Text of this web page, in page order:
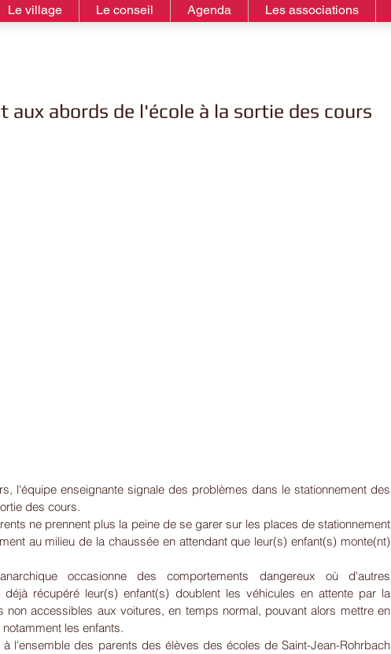
Le village Le conseil Agenda Les associations
aux abords de l'école à la sortie des cours
l'équipe enseignante signale des problèmes dans le stationnement des
des cours.
ne prennent plus la peine de se garer sur les places de stationnement
au milieu de la chaussée en attendant que leur(s) enfant(s) monte(nt)
occasionne des comportements dangereux où d'autres
déjà récupéré leur(s) enfant(s) doublent les véhicules en attente par la
non accessibles aux voitures, en temps normal, pouvant alors mettre en
les enfants.
l'ensemble des parents des élèves des écoles de Saint-Jean-Rohrbach